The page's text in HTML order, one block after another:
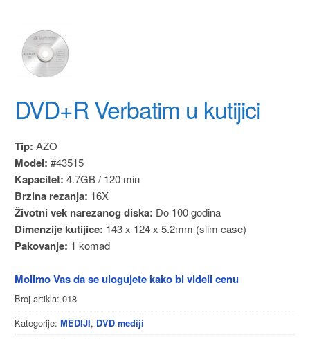
DVD+R Verbatim u kutijici
Tip: AZO
Model: #43515
Kapacitet: 4.7GB / 120 min
Brzina rezanja: 16X
Životni vek narezanog diska: Do 100 godina
Dimenzije kutijice: 143 x 124 x 5.2mm (slim case)
Pakovanje: 1 komad
Molimo Vas da se ulogujete kako bi videli cenu
Broj artikla: 018
Kategorije: MEDIJI, DVD mediji